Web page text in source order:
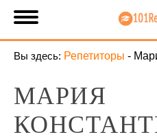
Вы здесь: Репетиторы -
МАРИЯ